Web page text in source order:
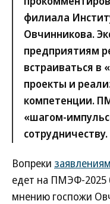
филиала
Овчинникова.
предприятиям
встраиваться в
проекты и
компетенции.
«шагом-
сотрудничеству.
Вопреки заявлениям
едет на ПМЭФ-2025
мнению госпожи